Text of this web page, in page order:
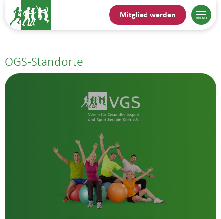
Mitglied werden
OGS-Standorte